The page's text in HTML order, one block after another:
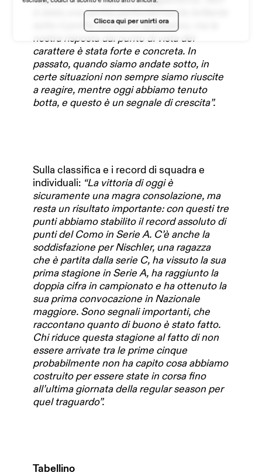
LAVORA CON NOI
è stata una partita particolarmente brillante
sotto il profilo tecnico e qualitativo, ma la
nostra risposta dal punto di vista del
carattere è stata forte e concreta. In
passato, quando siamo andate sotto, in
certe situazioni non sempre siamo riuscite
a reagire, mentre oggi abbiamo tenuto
botta, e questo è un segnale di crescita”.
Sulla classifica e i record di squadra e
individuali: “La vittoria di oggi è
sicuramente una magra consolazione, ma
resta un risultato importante: con questi tre
punti abbiamo stabilito il record assoluto di
punti del Como in Serie A. C’è anche la
soddisfazione per Nischler, una ragazza
che è partita dalla serie C, ha vissuto la sua
prima stagione in Serie A, ha raggiunto la
doppia cifra in campionato e ha ottenuto la
sua prima convocazione in Nazionale
maggiore. Sono segnali importanti, che
raccontano quanto di buono è stato fatto.
Chi riduce questa stagione al fatto di non
essere arrivate tra le prime cinque
probabilmente non ha capito cosa abbiamo
costruito per essere state in corsa fino
all’ultima giornata della regular season per
quel traguardo”.
Tabellino
Clicca qui per unirti ora